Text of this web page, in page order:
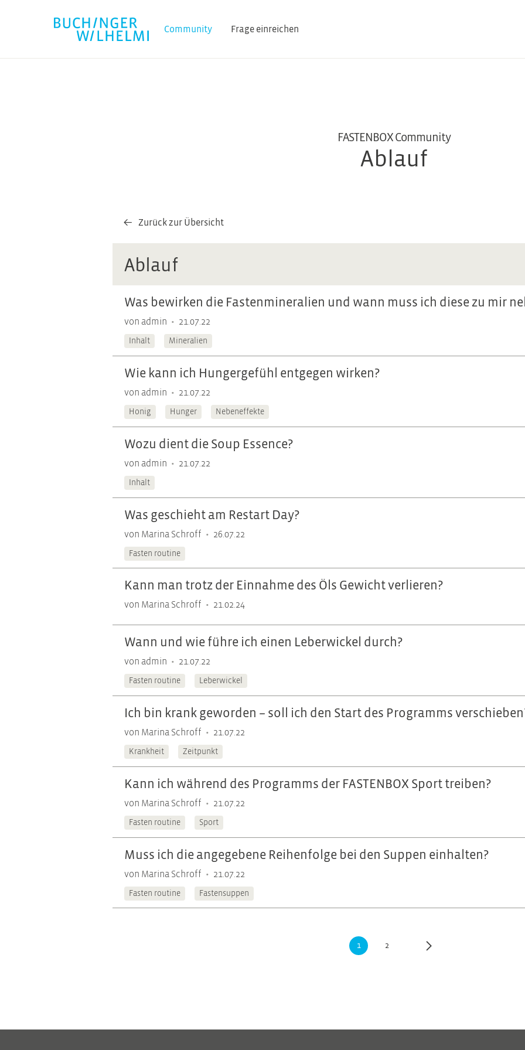
Community Frage einreichen
FASTENBOX Community
Ablauf
Zurück zur Übersicht
Ablauf
Was bewirken die Fastenmineralien und wann muss ich diese zu mir
von admin • 21.07.22
Inhalt Mineralien
Wie kann ich Hungergefühl entgegen wirken?
von admin • 21.07.22
Honig Hunger Nebeneffekte
Wozu dient die Soup Essence?
von admin • 21.07.22
Inhalt
Was geschieht am Restart Day?
von Marina Schroff • 26.07.22
Fasten routine
Kann man trotz der Einnahme des Öls Gewicht verlieren?
von Marina Schroff • 21.02.24
Wann und wie führe ich einen Leberwickel durch?
von admin • 21.07.22
Fasten routine Leberwickel
Ich bin krank geworden – soll ich den Start des Programms
von Marina Schroff • 21.07.22
Krankheit Zeitpunkt
Kann ich während des Programms der FASTENBOX Sport treiben?
von Marina Schroff • 21.07.22
Fasten routine Sport
Muss ich die angegebene Reihenfolge bei den Suppen einhalten?
von Marina Schroff • 21.07.22
Fasten routine Fastensuppen
1 2